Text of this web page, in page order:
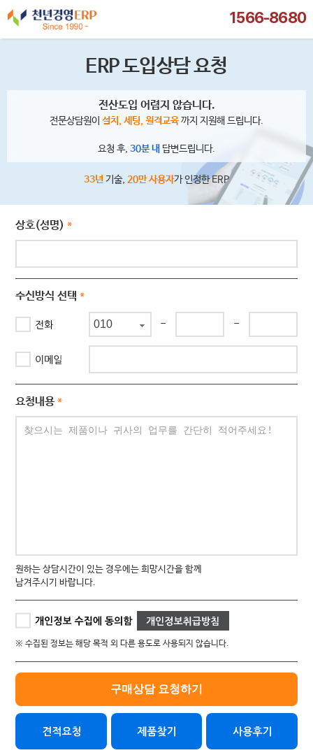
1566-8680
ERP 도입상담 요청
전산도입 어렵지 않습니다.
전문상담원이 설치, 세팅, 원격교육까지 지원해 드립니다.
요청 후, 30분 내 답변드립니다.
33년 기술, 20만 사용자가 인정한 ERP
상호(성명)*
수신방식 선택*
- -
요청내용*
원하는 상담시간이 있는 경우에는 희망시간을 함께
남겨주시기 바랍니다.
※ 수집된 정보는 해당 목적 외 다른 용도로 사용되지 않습니다.
구매상담 요청하기